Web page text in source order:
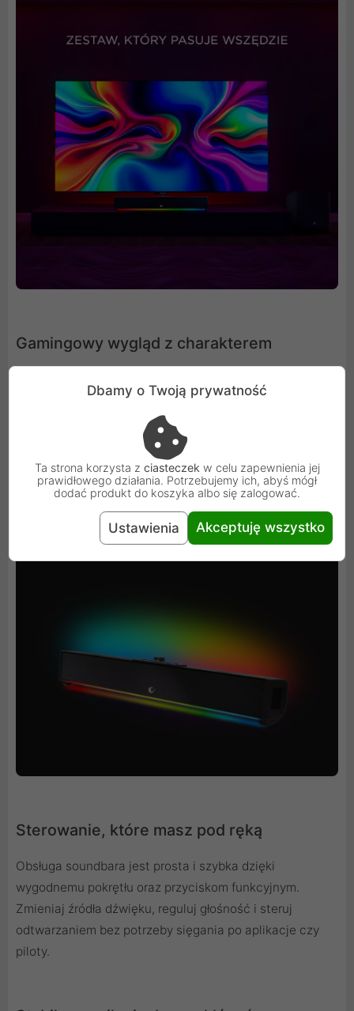
Gamingowy wygląd z charakterem
stylistyczne sprawiają, że RM-1 idealnie wpisuje się w
klimat każdego stanowiska gracza. To nie tylko głośnik -
to element, który wzmacnia styl Twojego setupu.
Sterowanie, które masz pod ręką
Obsługa soundbara jest prosta i szybka dzięki
wygodnemu pokrętłu oraz przyciskom funkcyjnym.
Zmieniaj źródła dźwięku, reguluj głośność i steruj
odtwarzaniem bez potrzeby sięgania po aplikacje czy
piloty.
Dbamy o Twoją prywatność
Ta strona korzysta z ciasteczek w celu zapewnienia jej
prawidłowego działania. Potrzebujemy ich, abyś mógł
dodać produkt do koszyka albo się zalogować.
Ustawienia Akceptuję wszystko